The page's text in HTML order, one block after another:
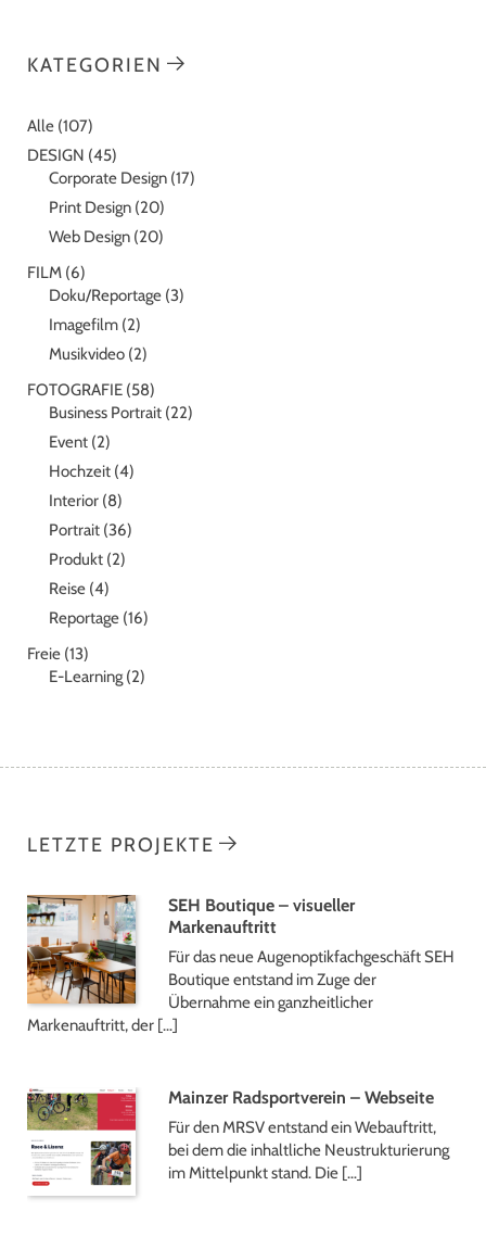
KATEGORIEN
Alle (107)
DESIGN (45)
Corporate Design (17)
Print Design (20)
Web Design (20)
FILM (6)
Doku/Reportage (3)
Imagefilm (2)
Musikvideo (2)
FOTOGRAFIE (58)
Business Portrait (22)
Event (2)
Hochzeit (4)
Interior (8)
Portrait (36)
Produkt (2)
Reise (4)
Reportage (16)
Freie (13)
E-Learning (2)
LETZTE PROJEKTE
SEH Boutique – visueller
Markenauftritt
Für das neue Augenoptikfachgeschäft SEH
Boutique entstand im Zuge der
Übernahme ein ganzheitlicher
Markenauftritt, der […]
Mainzer Radsportverein – Webseite
Für den MRSV entstand ein Webauftritt,
bei dem die inhaltliche Neustrukturierung
im Mittelpunkt stand. Die […]